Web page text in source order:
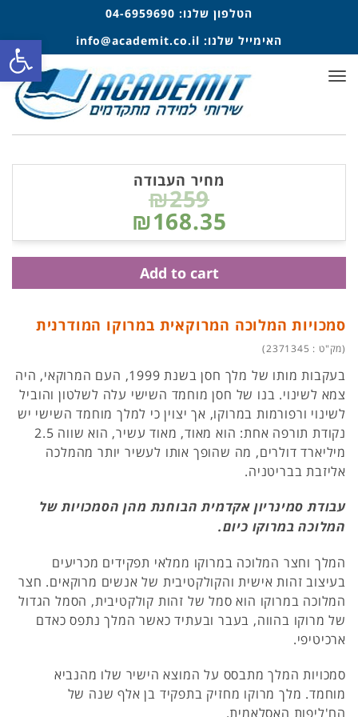
הטלפון שלנו: 04-6959690
האימייל שלנו: info@academit.co.il
תפריט
סמכויות המלוכה המרוקאית במרוקו המודרנית
(מק"ט : 2371345)
בעקבות מותו של מלך חסן בשנת 1999, העם המרוקאי, היה
צמא לשינוי. בנו של חסן מוחמד השישי עלה לשלטון והוביל
לשינוי ורפורמות במרוקו, אך יצוין כי למלך מוחמד השישי יש
נקודת תורפה אחת: הוא מאוד, מאוד עשיר, הוא שווה 2.5
מיליארד דולרים, מה שהופך אותו לעשיר יותר מהמלכה
אליזבת בבריטניה.
עבודת סמינריון אקדמית הבוחנת מהן הסמכויות של
המלוכה במרוקו כיום.
המלך וחצר המלוכה במרוקו ממלאי תפקידים מכריעים
בעיצוב זהות אישית והקולקטיבית של אנשים מרוקאים. חצר
המלוכה במרוקו הוא סמל של זהות קולקטיבית, הסמל הגדול
של מרוקו בהווה, בעבר ובעתיד כאשר המלך נתפס כאדם
ארכיטיפי.
סמכויות המלך מתבסס על המוצא הישיר שלו מהנביא
מוחמד. מלך מרוקו מחזיק בתפקיד בן אלף שנה של
הח'ליפות האסלאמית.
מחיר העבודה
₪259
₪168.35
Add to cart
פתח